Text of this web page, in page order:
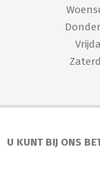
U KUNT BIJ ONS